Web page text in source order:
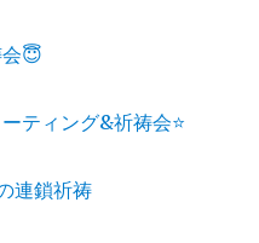
😇
ティング&祈祷会⭐️
連鎖祈祷